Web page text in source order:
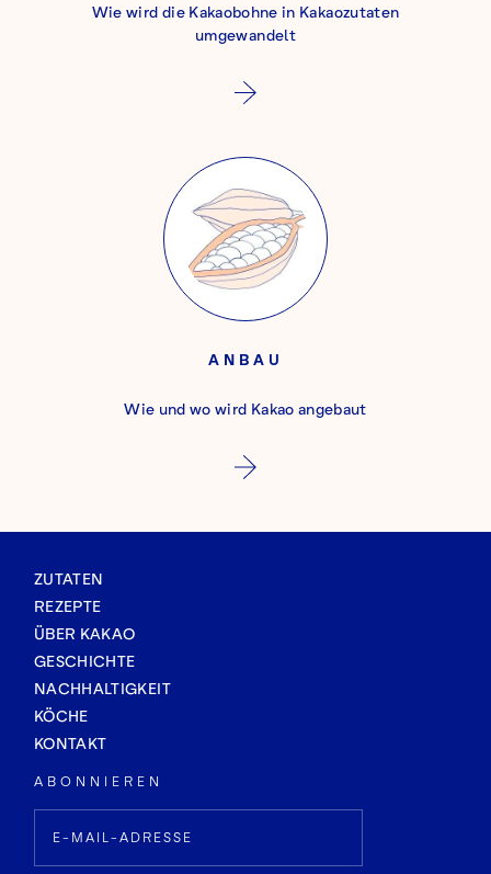
Wie wird die Kakaobohne in Kakaozutaten
umgewandelt
ANBAU
Wie und wo wird Kakao angebaut
ZUTATEN
REZEPTE
ÜBER KAKAO
GESCHICHTE
NACHHALTIGKEIT
KÖCHE
KONTAKT
ABONNIEREN